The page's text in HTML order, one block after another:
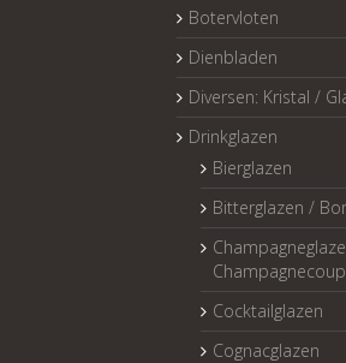
Botervloten
Dienbladen
Diversen: Kristal /
Drinkglazen
Bierglazen
Bitterglazen /
Cocktailglazen
Cognacglazen